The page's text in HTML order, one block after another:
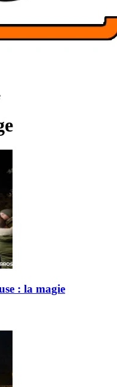
: la magie